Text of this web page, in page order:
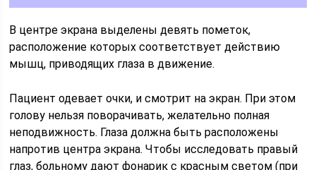
В центре экрана выделены девять пометок,
расположение которых соответствует действию
мышц, приводящих глаза в движение.
Пациент одевает очки, и смотрит на экран. При этом
голову нельзя поворачивать, желательно полная
неподвижность. Глаза должна быть расположены
напротив центра экрана. Чтобы исследовать правый
глаз, больному дают фонарик с красным светом (при